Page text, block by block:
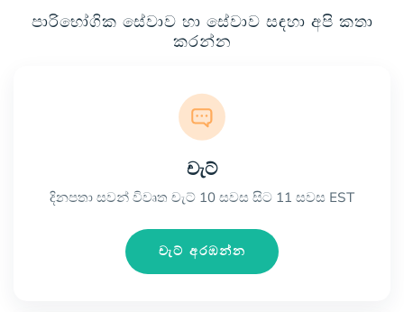
පාරිභෝගික සේවාව හා සේවාව සඳහා අපි කතා
කරන්න
චැට්
දිනපතා සවන් විවෘත චැට් 10 සවස සිට 11 සවස EST
චැට් අරඹන්න